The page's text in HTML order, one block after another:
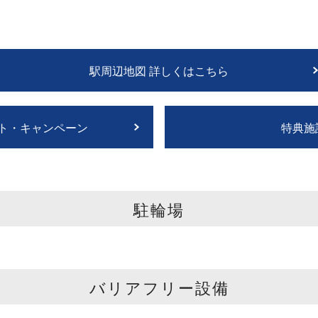
駅周辺地図 詳しくはこちら
・キャンペーン 特典施
駐輪場
バリアフリー設備